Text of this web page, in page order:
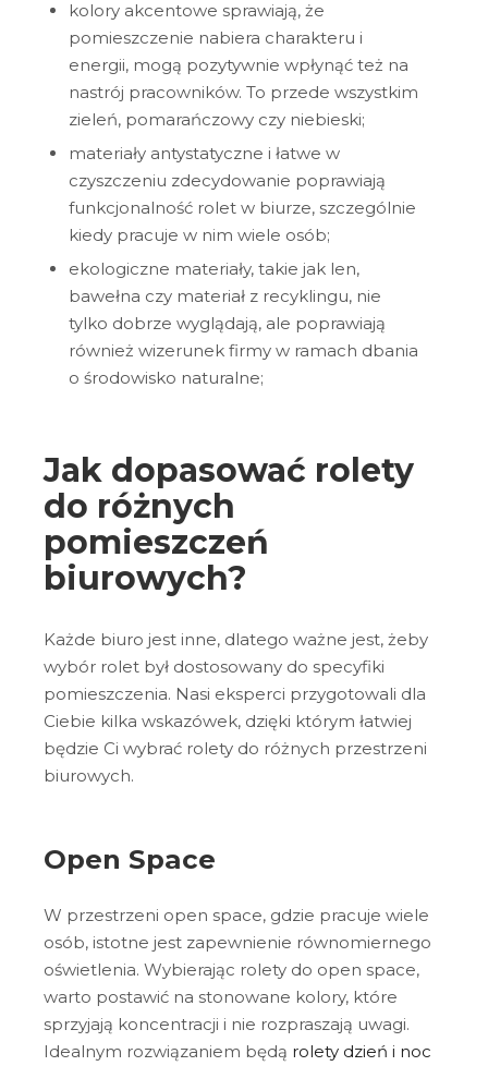
kolory akcentowe sprawiają, że
pomieszczenie nabiera charakteru i
energii, mogą pozytywnie wpłynąć też na
nastrój pracowników. To przede wszystkim
zieleń, pomarańczowy czy niebieski;
materiały antystatyczne i łatwe w
czyszczeniu zdecydowanie poprawiają
funkcjonalność rolet w biurze, szczególnie
kiedy pracuje w nim wiele osób;
ekologiczne materiały, takie jak len,
bawełna czy materiał z recyklingu, nie
tylko dobrze wyglądają, ale poprawiają
również wizerunek firmy w ramach dbania
o środowisko naturalne;
Jak dopasować rolety
do różnych
pomieszczeń
biurowych?
Każde biuro jest inne, dlatego ważne jest, żeby
wybór rolet był dostosowany do specyfiki
pomieszczenia. Nasi eksperci przygotowali dla
Ciebie kilka wskazówek, dzięki którym łatwiej
będzie Ci wybrać rolety do różnych przestrzeni
biurowych.
Open Space
W przestrzeni open space, gdzie pracuje wiele
osób, istotne jest zapewnienie równomiernego
oświetlenia. Wybierając rolety do open space,
warto postawić na stonowane kolory, które
sprzyjają koncentracji i nie rozpraszają uwagi.
Idealnym rozwiązaniem będą rolety dzień i noc